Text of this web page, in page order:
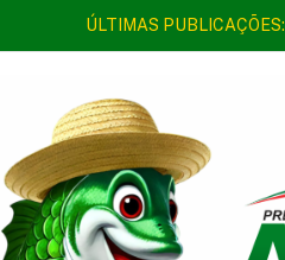
ÚLTIMAS PUBLICAÇÕES: